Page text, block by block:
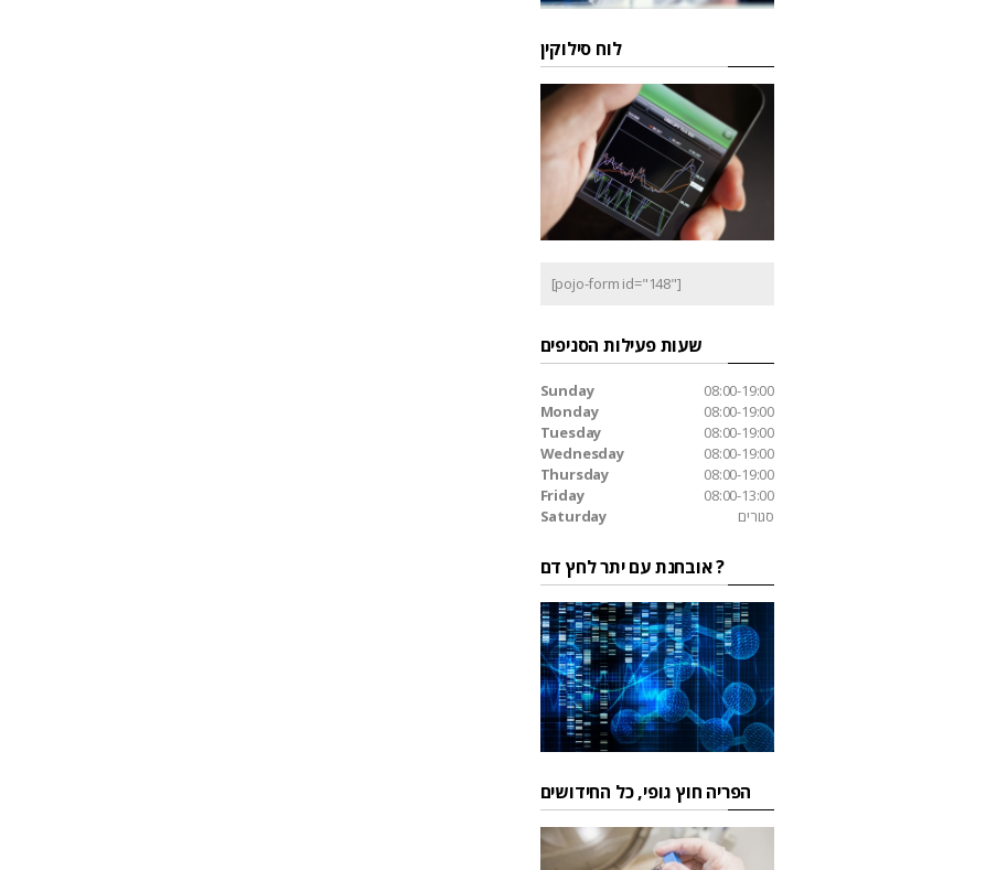
לוח סילוקין
[pojo-form id="148"]
שעות פעילות הסניפים
Sunday
08:00-19:00
Monday
08:00-19:00
Tuesday
08:00-19:00
Wednesday
08:00-19:00
Thursday
08:00-19:00
Friday
08:00-13:00
Saturday
סגורים
אובחנת עם יתר לחץ דם ?
הפריה חוץ גופי, כל החידושים